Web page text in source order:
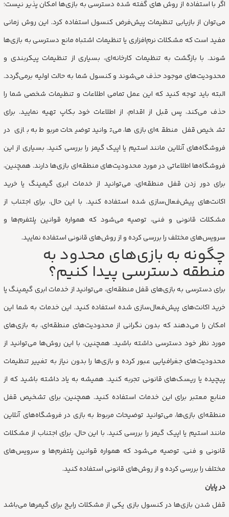
اگر با استفاده از روش های گفته شده دسترسی به بازی‌ها امکان پذیر نیست؛
می‌توان از بازیابی تنظیمات پیش‌فرض کنسول استفاده کرد. این روش زمانی
مفید است که مشکلات نرم‌افزاری یا تنظیمات اشتباه مانع دسترسی به بازی‌ها
شوند. با بازگشت به تنظیمات کارخانه‌ای، بسیاری از تنظیمات پیکربندی و
محدودیت‌های موجود حذف می‌شوند و کنسول شما به حالت اولیه برمی‌گردد.
البته باید توجه کنید که این عمل تمامی اطلاعات و تنظیمات شخصی شما را
حذف می‌کند، پس قبل از اقدام، از اطلاعات خود بکاپ تهیه نمایید. برای
تشخیص قفل منطقه‌ای بازی‌ها، می‌توانید توضیحات مربوط به بازی در
فروشگاه‌های آنلاین مانند استیم یا اپیک گیمز را بررسی کنید. بسیاری از این
فروشگاه‌ها اطلاعاتی در مورد محدودیت‌های منطقه‌ای بازی‌ها دارند. همچنین،
برای دور زدن قفل منطقه‌ای، می‌توانید از خدمات ابری گیمینگ یا خرید
اکانت‌های پیش‌فعال‌سازی شده استفاده کنید. با این حال، برای اجتناب از
مشکلات قانونی و فنی، توصیه می‌شود که همواره قوانین پلتفرم‌ها و
سرویس‌های مختلف را بررسی کرده و از روش‌های قانونی استفاده نمایید.
چگونه به بازی‌های محدود به
منطقه دسترسی پیدا کنیم؟
برای دسترسی به بازی‌های قفل منطقه‌ای، می‌توانید از خدمات ابری گیمینگ یا
خرید اکانت‌های پیش‌فعال‌سازی شده استفاده کنید. این خدمات به شما این
امکان را می‌دهند که بدون نگرانی از محدودیت‌های منطقه‌ای، به بازی‌های
مورد نظر خود دسترسی داشته باشید. همچنین، با این روش‌ها می‌توانید از
محدودیت‌های جغرافیایی عبور کرده و بازی‌ها را بدون نیاز به تغییر تنظیمات
پیچیده یا ریسک‌های قانونی تجربه کنید. همیشه به یاد داشته باشید که از
منابع معتبر برای این خدمات استفاده کنید. همچنین، برای تشخیص قفل
منطقه‌ای بازی‌ها، می‌توانید توضیحات مربوط به بازی در فروشگاه‌های آنلاین
مانند استیم یا اپیک گیمز را بررسی کنید. با این حال، برای اجتناب از مشکلات
قانونی و فنی، توصیه می‌شود که همواره قوانین پلتفرم‌ها و سرویس‌های
مختلف را بررسی کرده و از روش‌های قانونی استفاده کنید.
در پایان
قفل شدن بازی‌ها در کنسول بازی یکی از مشکلات رایج برای گیمرها می‌باشد